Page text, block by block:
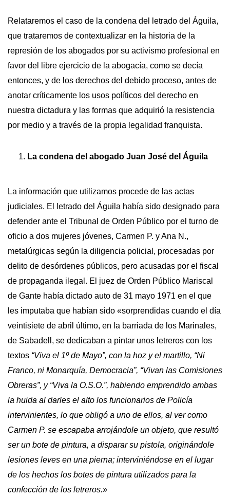
Relataremos el caso de la condena del letrado del Águila,
que trataremos de contextualizar en la historia de la
represión de los abogados por su activismo profesional en
favor del libre ejercicio de la abogacía, como se decía
entonces, y de los derechos del debido proceso, antes de
anotar críticamente los usos políticos del derecho en
nuestra dictadura y las formas que adquirió la resistencia
por medio y a través de la propia legalidad franquista.
La condena del abogado Juan José del Águila
La información que utilizamos procede de las actas
judiciales. El letrado del Águila había sido designado para
defender ante el Tribunal de Orden Público por el turno de
oficio a dos mujeres jóvenes, Carmen P. y Ana N.,
metalúrgicas según la diligencia policial, procesadas por
delito de desórdenes públicos, pero acusadas por el fiscal
de propaganda ilegal. El juez de Orden Público Mariscal
de Gante había dictado auto de 31 mayo 1971 en el que
les imputaba que habían sido «sorprendidas cuando el día
veintisiete de abril último, en la barriada de los Marinales,
de Sabadell, se dedicaban a pintar unos letreros con los
textos “Viva el 1º de Mayo”, con la hoz y el martillo, “Ni
Franco, ni Monarquía, Democracia”, “Vivan las Comisiones
Obreras”, y “Viva la O.S.O.”, habiendo emprendido ambas
la huida al darles el alto los funcionarios de Policía
intervinientes, lo que obligó a uno de ellos, al ver como
Carmen P. se escapaba arrojándole un objeto, que resultó
ser un bote de pintura, a disparar su pistola, originándole
lesiones leves en una pierna; interviniéndose en el lugar
de los hechos los botes de pintura utilizados para la
confección de los letreros.»